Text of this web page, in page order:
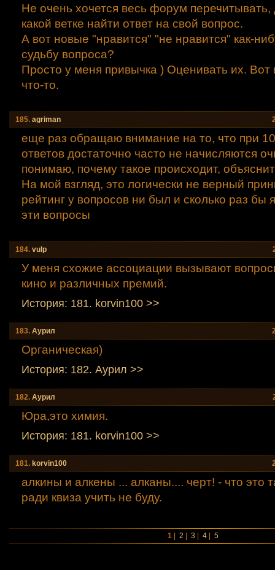
Не очень хочется весь форум
какой ветке найти ответ на свой вопрос.
А вот новые "нравится" "не нравится" как-
судьбу вопроса?
Просто у меня привычка ) Оценивать их. Вот
что-то.
185. agriman
еще раз обращаю внимание на то, что при
ответов достаточно часто не начисляются
понимаю, почему такое происходит,
На мой взгляд, это логически не верный
рейтинг у вопросов ни был и сколько раз бы
эти вопросы
184. vulp
У меня схожие ассоциации вызывают
кино и различных премий.
История: 181. korvin100 >>
183. Аурил
Органическая)
История: 182. Аурил >>
182. Аурил
Юра,это химия.
История: 181. korvin100 >>
181. korvin100
алкины и алкены ... алканы.... черт! - что это
ради квиза учить не буду.
1 |2 |3 |4 |5